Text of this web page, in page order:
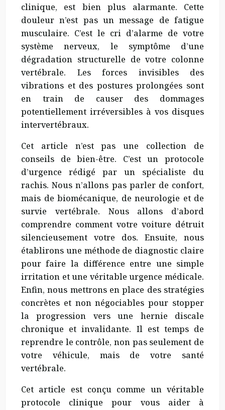
clinique, est bien plus alarmante. Cette
douleur n’est pas un message de fatigue
musculaire. C’est le cri d’alarme de votre
système nerveux, le symptôme d’une
dégradation structurelle de votre colonne
vertébrale. Les forces invisibles des
vibrations et des postures prolongées sont
en train de causer des dommages
potentiellement irréversibles à vos disques
intervertébraux.
Cet article n’est pas une collection de
conseils de bien-être. C’est un protocole
d’urgence rédigé par un spécialiste du
rachis. Nous n’allons pas parler de confort,
mais de biomécanique, de neurologie et de
survie vertébrale. Nous allons d’abord
comprendre comment votre voiture détruit
silencieusement votre dos. Ensuite, nous
établirons une méthode de diagnostic claire
pour faire la différence entre une simple
irritation et une véritable urgence médicale.
Enfin, nous mettrons en place des stratégies
concrètes et non négociables pour stopper
la progression vers une hernie discale
chronique et invalidante. Il est temps de
reprendre le contrôle, non pas seulement de
votre véhicule, mais de votre santé
vertébrale.
Cet article est conçu comme un véritable
protocole clinique pour vous aider à